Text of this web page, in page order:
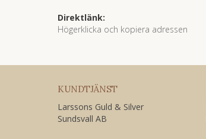
Direktlänk:
Högerklicka och kopiera adressen
KUNDTJÄNST
Larssons Guld & Silver
Sundsvall AB